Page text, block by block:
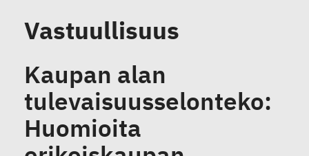
Vastuullisuus
Kaupan alan
tulevaisuusselonteko:
Huomioita